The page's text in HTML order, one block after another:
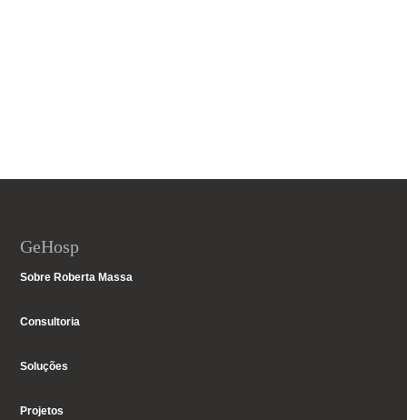
GeHosp
Sobre Roberta Massa
Consultoria
Soluções
Projetos